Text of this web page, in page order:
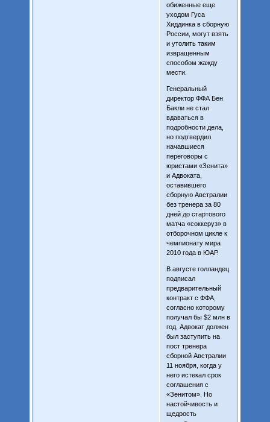
обиженные еще
уходом Гуса
Хиддинка в сборную
России, могут взять
и утолить таким
извращенным
способом жажду
мести.
Генеральный
директор ФФА Бен
Бакли не стал
вдаваться в
подробности дела,
но подтвердил
начавшиеся
переговоры с
юристами «Зенита»
и Адвоката,
оставившего
сборную Австралии
без тренера за 80
дней до стартового
матча «соккеруз» в
отборочном цикле к
чемпионату мира
2010 года в ЮАР.
В августе голландец
подписал
предварительный
контракт с ФФА,
согласно которому
получал бы $2 млн в
год. Адвокат должен
был заступить на
пост тренера
сборной Австралии
11 ноября, когда у
него истекал срок
соглашения с
«Зенитом». Но
настойчивость и
щедрость